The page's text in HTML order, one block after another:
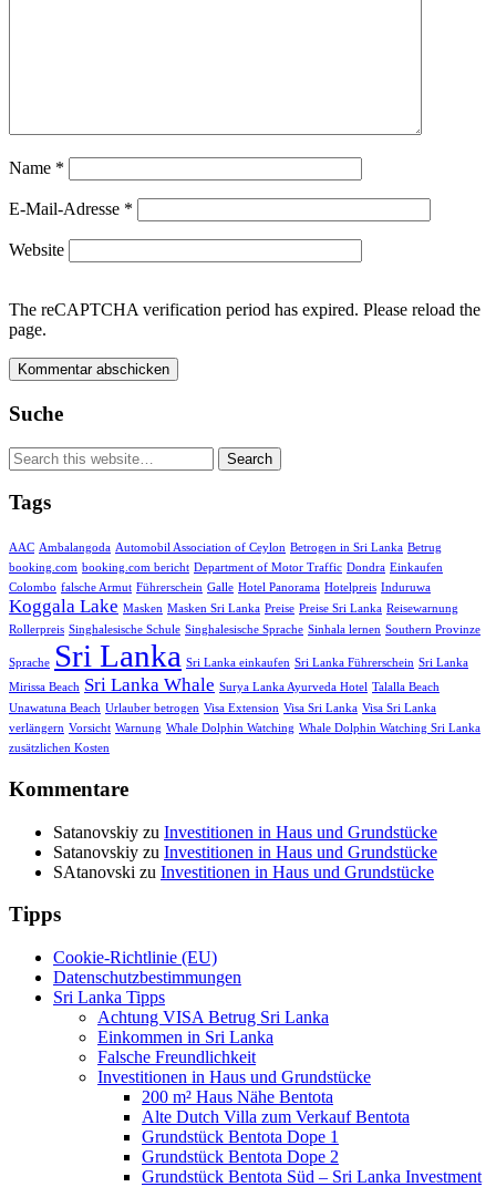
Name *
E-Mail-Adresse *
Website
The reCAPTCHA verification period has expired. Please reload the
page.
Suche
Tags
AAC Ambalangoda Automobil Association of Ceylon Betrogen in Sri Lanka Betrug
booking.com booking.com bericht Department of Motor Traffic Dondra Einkaufen
Colombo falsche Armut Führerschein Galle Hotel Panorama Hotelpreis Induruwa
Koggala Lake Masken Masken Sri Lanka Preise Preise Sri Lanka Reisewarnung
Rollerpreis Singhalesische Schule Singhalesische Sprache Sinhala lernen Southern Provinze
Sprache Sri Lanka Sri Lanka einkaufen Sri Lanka Führerschein Sri Lanka
Mirissa Beach Sri Lanka Whale Surya Lanka Ayurveda Hotel Talalla Beach
Unawatuna Beach Urlauber betrogen Visa Extension Visa Sri Lanka Visa Sri Lanka
verlängern Vorsicht Warnung Whale Dolphin Watching Whale Dolphin Watching Sri Lanka
zusätzlichen Kosten
Kommentare
Satanovskiy zu Investitionen in Haus und Grundstücke
Satanovskiy zu Investitionen in Haus und Grundstücke
SAtanovski zu Investitionen in Haus und Grundstücke
Tipps
Cookie-Richtlinie (EU)
Datenschutzbestimmungen
Sri Lanka Tipps
Achtung VISA Betrug Sri Lanka
Einkommen in Sri Lanka
Falsche Freundlichkeit
Investitionen in Haus und Grundstücke
200 m² Haus Nähe Bentota
Alte Dutch Villa zum Verkauf Bentota
Grundstück Bentota Dope 1
Grundstück Bentota Dope 2
Grundstück Bentota Süd – Sri Lanka Investment